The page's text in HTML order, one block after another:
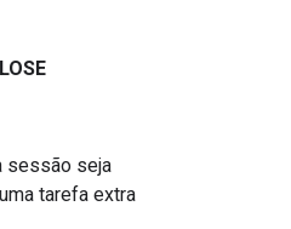
sessão seja
tarefa extra